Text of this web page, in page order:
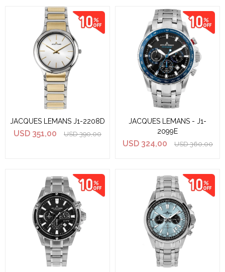
JACQUES LEMANS J1-2208D
USD 351,00 USD 390,00
JACQUES LEMANS - J1-
2099E
USD 324,00 USD 360,00